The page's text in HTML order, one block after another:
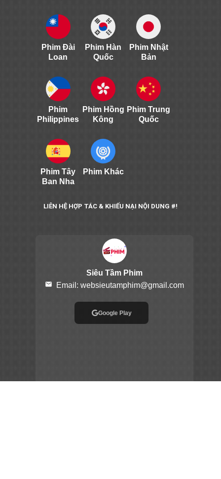
Phim Đài
Loan
Phim Hàn
Quốc
Phim Nhật
Bản
Phim
Philippines
Phim Hồng
Kông
Phim Trung
Quốc
Phim Tây
Ban Nha
Phim Khác
LIÊN HỆ HỢP TÁC & KHIẾU NẠI NỘI DUNG #!
Siêu Tầm Phim
email Email: websieutamphim@gmail.com
Google Play